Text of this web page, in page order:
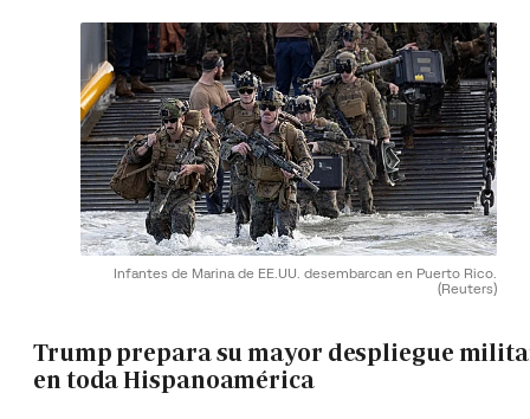
Infantes de Marina de EE.UU. desembarcan en Puerto Rico.
(Reuters)
Trump prepara su mayor despliegue
en toda Hispanoamérica